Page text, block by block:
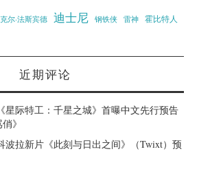
尔·法斯宾德 迪士尼 钢铁侠 雷神 霍比特人
近期评论
《星际特工：千星之城》首曝中文先行预告
》
波拉新片《此刻与日出之间》（Twixt）预